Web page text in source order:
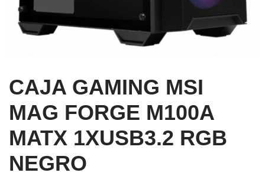
CAJA GAMING MSI
MAG FORGE M100A
MATX 1XUSB3.2 RGB
NEGRO